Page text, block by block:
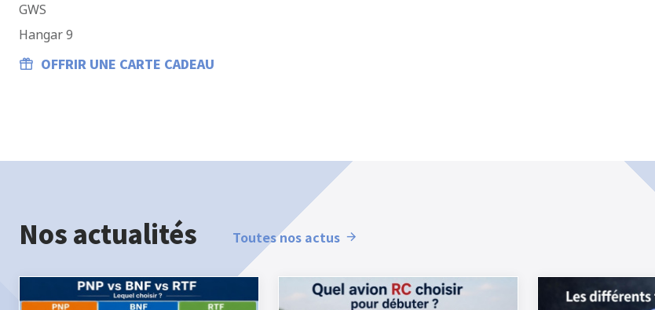
GWS
Hangar 9
OFFRIR UNE CARTE CADEAU
Nos actualités Toutes nos actus